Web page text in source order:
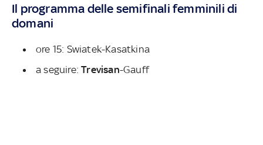
Il programma delle semifinali femminili di
domani
ore 15: Swiatek-Kasatkina
a seguire:Trevisan-Gauff